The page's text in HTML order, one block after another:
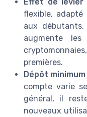
flexible, adapté
aux
augmente
premières.
Dépôt minimum
compte varie
général, il
nouveaux